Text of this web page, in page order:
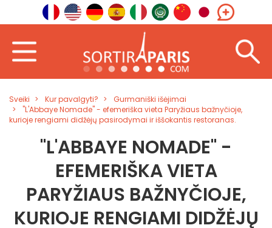
Sveiki Kur pavalgyti?
Gurmaniški išėjimai
"L'Abbaye Nomade" - efemeriška vieta Paryžiaus bažnyčioje,
kurioje rengiami didžėjų pasirodymai ir iššokantis restoranas.
"L'ABBAYE NOMADE" -
EFEMERIŠKA VIETA
PARYŽIAUS BAŽNYČIOJE,
KURIOJE RENGIAMI DIDŽĖJŲ